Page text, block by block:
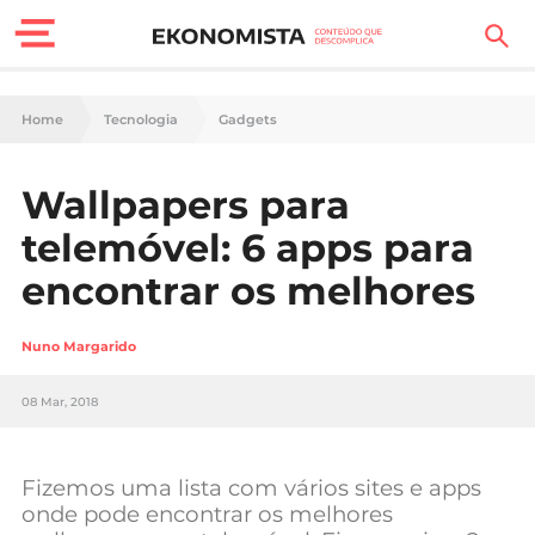
Finanças Pessoais
Carreira
Casa
Lifestyle
Sociedade
Negócios
Home Tecnologia Gadgets
Wallpapers para
telemóvel: 6 apps para
encontrar os melhores
Nuno Margarido
08 Mar, 2018
Fizemos uma lista com vários sites e apps
onde pode encontrar os melhores